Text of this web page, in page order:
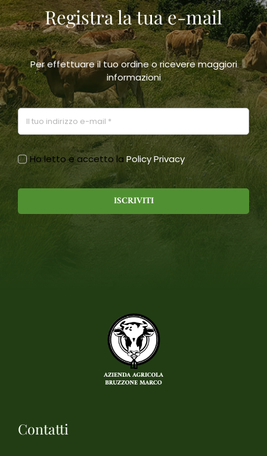
scelte
nella
pagina
del
prodotto
Registra la tua e-mail
Per effettuare il tuo ordine o ricevere maggiori
informazioni
Ho letto e accetto laPolicy Privacy
ISCRIVITI
Contatti